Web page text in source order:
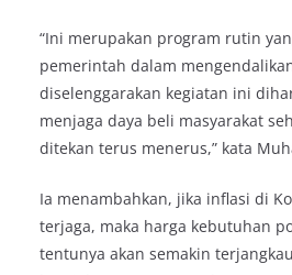
“Ini merupakan program rutin
pemerintah dalam
diselenggarakan kegiatan ini
menjaga daya beli masyarakat
ditekan terus menerus,” kata
Ia menambahkan, jika inflasi di
terjaga, maka harga kebutuhan
tentunya akan semakin